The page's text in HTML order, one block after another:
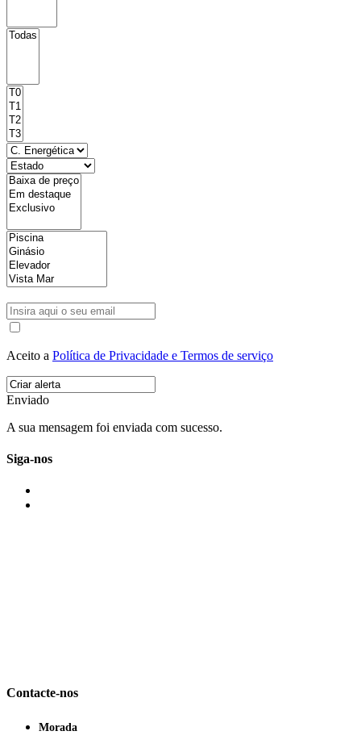
Aceito a Política de Privacidade e Termos de serviço
Enviado
A sua mensagem foi enviada com sucesso.
Siga-nos
Contacte-nos
Morada